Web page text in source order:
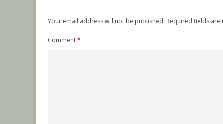
Your email address will not be published. Required fields are
Comment*